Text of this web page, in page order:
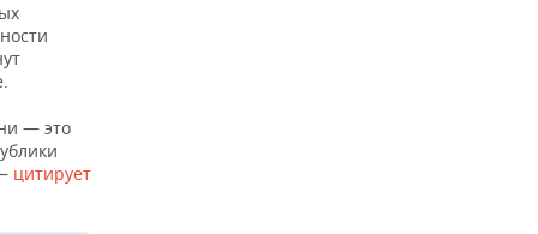
— это
цитирует